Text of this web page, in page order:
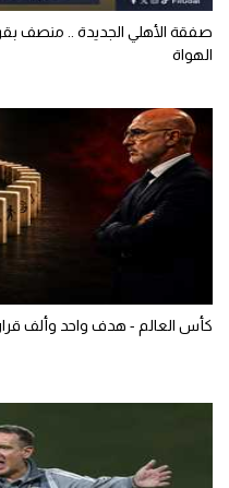
صفقة الأهلي الجديدة .. منصف
الهواة
كأس العالم - هدف واحد وألف